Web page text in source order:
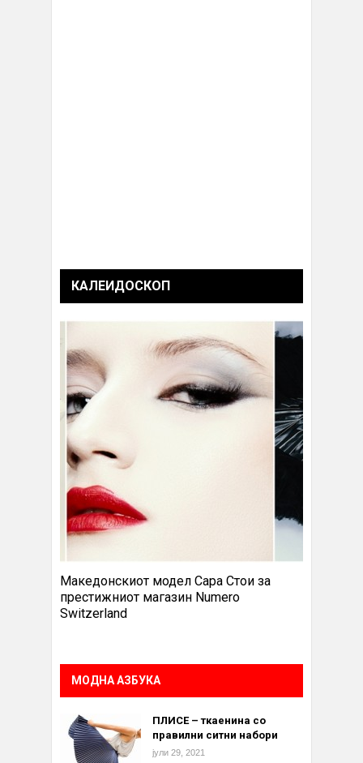
КАЛЕИДОСКОП
Македонскиот модел Сара Стои за
престижниот магазин Numero
Switzerland
МОДНА АЗБУКА
ПЛИСЕ – ткаенина со
правилни ситни набори
јули 29, 2021